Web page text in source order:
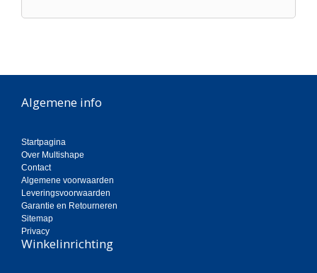
Algemene info
Startpagina
Over Multishape
Contact
Algemene voorwaarden
Leveringsvoorwaarden
Garantie en Retourneren
Sitemap
Privacy
Winkelinrichting